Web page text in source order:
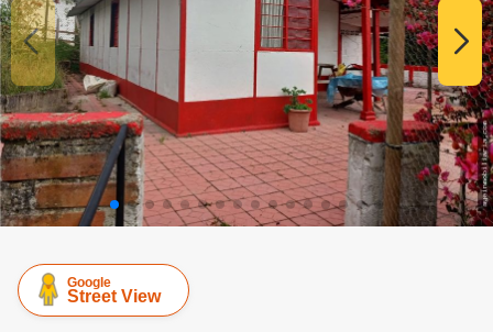
Google
Street View